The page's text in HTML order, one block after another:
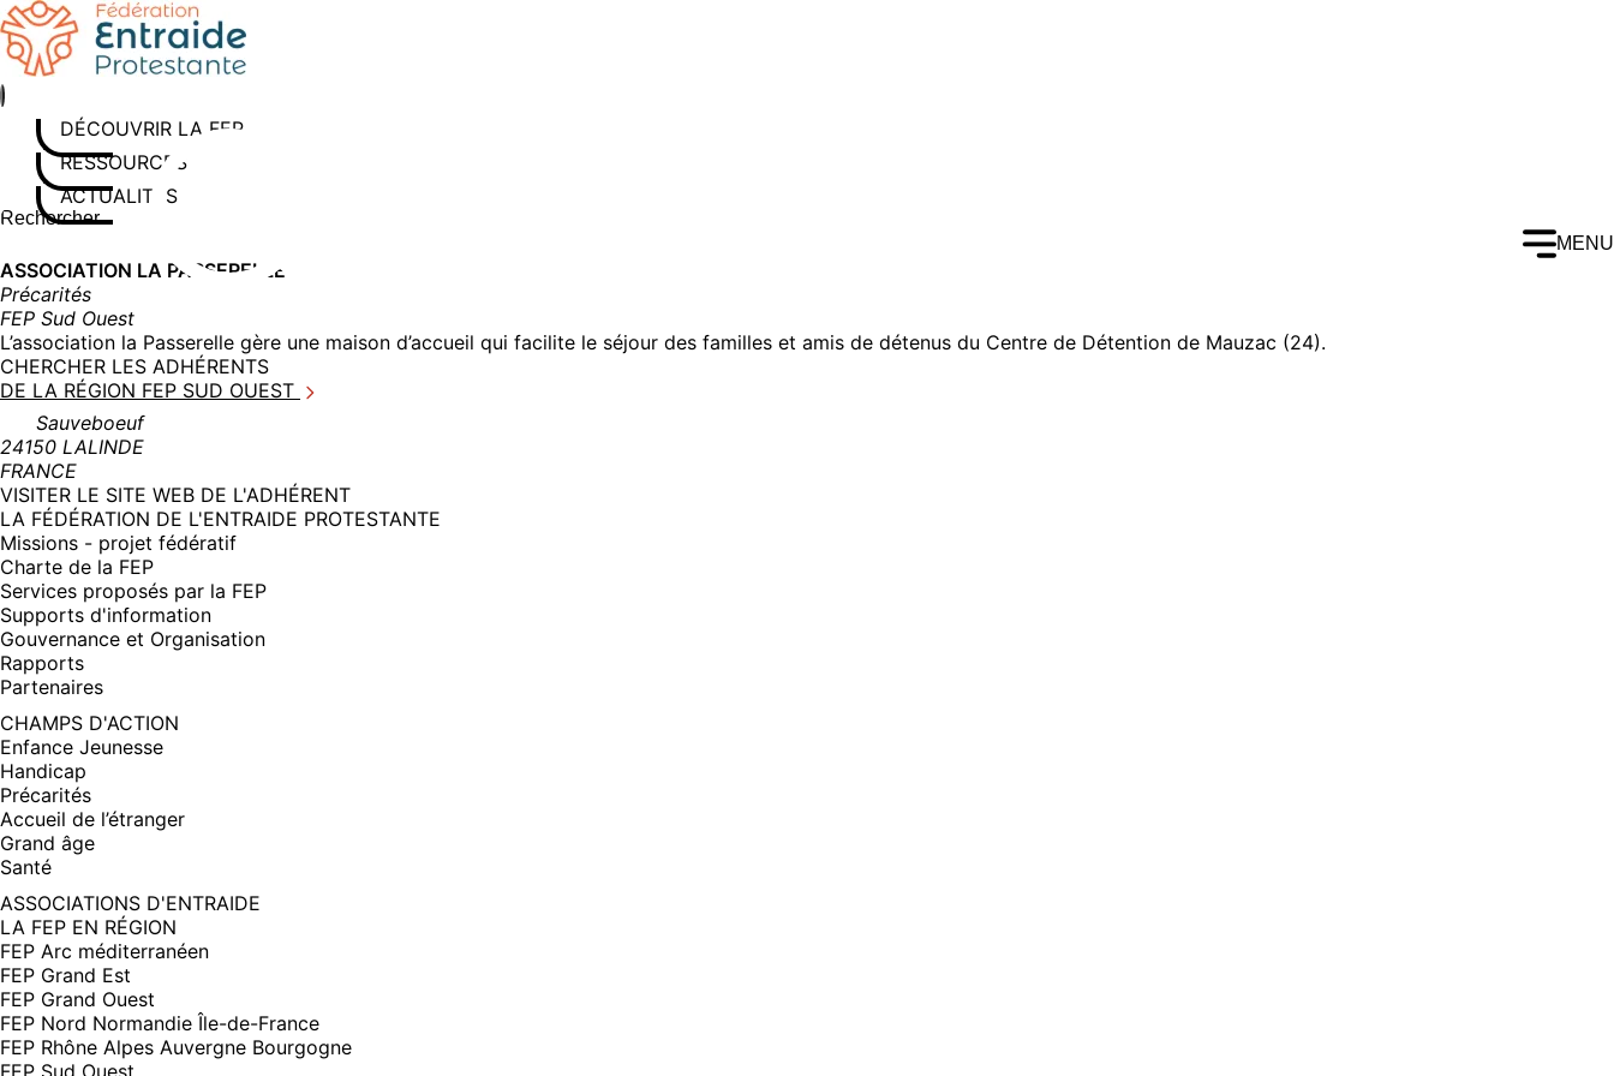
Aller
au
contenu
DÉCOUVRIR LA FEP
RESSOURCES
ACTUALITÉS
Rechercher sur le site
Saisissez au moins 3 caractères pour lancer la recherche
MENU
ASSOCIATION LA PASSERELLE
Précarités
FEP Sud Ouest
L’association la Passerelle gère une maison d’accueil qui facilite le séjour des familles et amis de détenus du Centre de Détention de Mauzac (24).
CHERCHER LES ADHÉRENTS
DE LA RÉGION FEP SUD OUEST
Sauveboeuf
24150 LALINDE
FRANCE
VISITER LE SITE WEB DE L'ADHÉRENT(NOUVELLE
FENÊTRE)
LA FÉDÉRATION DE L'ENTRAIDE PROTESTANTE
Missions - projet fédératif
Charte de la FEP
Services proposés par la FEP
Supports d'information
Gouvernance et Organisation
Rapports
Partenaires
CHAMPS D'ACTION
Enfance Jeunesse
Handicap
Précarités
Accueil de l’étranger
Grand âge
Santé
ASSOCIATIONS D'ENTRAIDE
LA FEP EN RÉGION
FEP Arc méditerranéen
FEP Grand Est
FEP Grand Ouest
FEP Nord Normandie Île-de-France
FEP Rhône Alpes Auvergne Bourgogne
FEP Sud Ouest